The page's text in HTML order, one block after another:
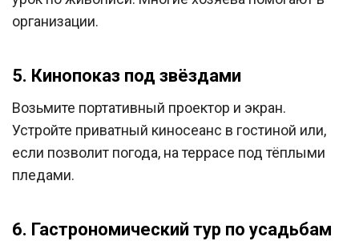
организации.
5. Кинопоказ под звёздами
Возьмите портативный проектор и экран.
Устройте приватный киносеанс в гостиной или,
если позволит погода, на террасе под тёплыми
пледами.
6. Гастрономический тур по усадьбам